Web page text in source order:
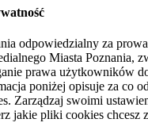
odpowiedzialny za
Miasta Poznania,
prawa użytkowników
poniżej opisuje za co
Zarządzaj swoimi
jakie pliki cookies chcesz